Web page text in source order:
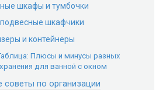
шкафы и тумбочки
подвесные шкафчики
и контейнеры
Плюсы и минусы разных
для ванной с окном
советы по организации